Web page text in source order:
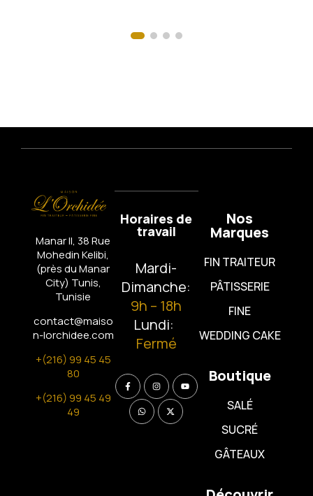
Manar II, 38 Rue
Mohedin Kelibi,
(près du Manar
City) Tunis,
Tunisie
contact@maiso
n-lorchidee.com
+(216) 99 45 45
80
+(216) 99 45 49
49
Nos
Marques
FIN TRAITEUR
PÂTISSERIE
FINE
WEDDING CAKE
Boutique
SALÉ
SUCRÉ
GÂTEAUX
Horaires de
travail
Mardi-
Dimanche:
9h – 18h
Lundi:
Fermé